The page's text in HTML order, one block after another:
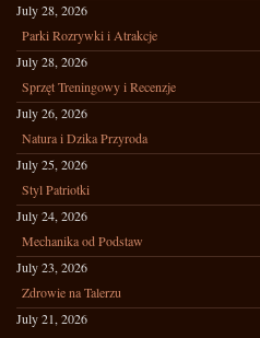
July 28, 2026
Parki Rozrywki i Atrakcje
July 28, 2026
Sprzęt Treningowy i Recenzje
July 26, 2026
Natura i Dzika Przyroda
July 25, 2026
Styl Patriotki
July 24, 2026
Mechanika od Podstaw
July 23, 2026
Zdrowie na Talerzu
July 21, 2026